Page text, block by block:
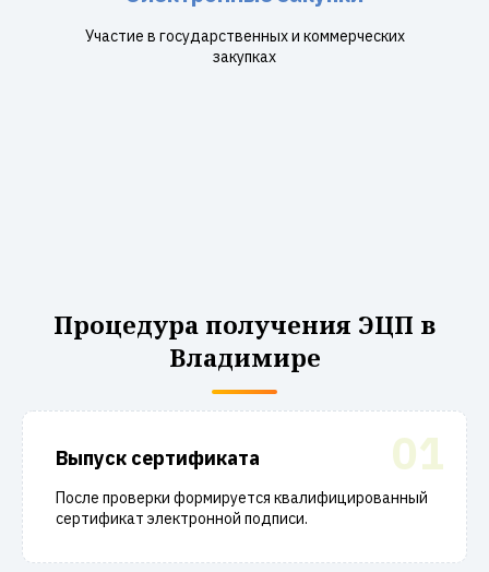
Участие в государственных и коммерческих
закупках
Процедура получения ЭЦП в
Владимире
01
Выпуск сертификата
После проверки формируется квалифицированный
сертификат электронной подписи.